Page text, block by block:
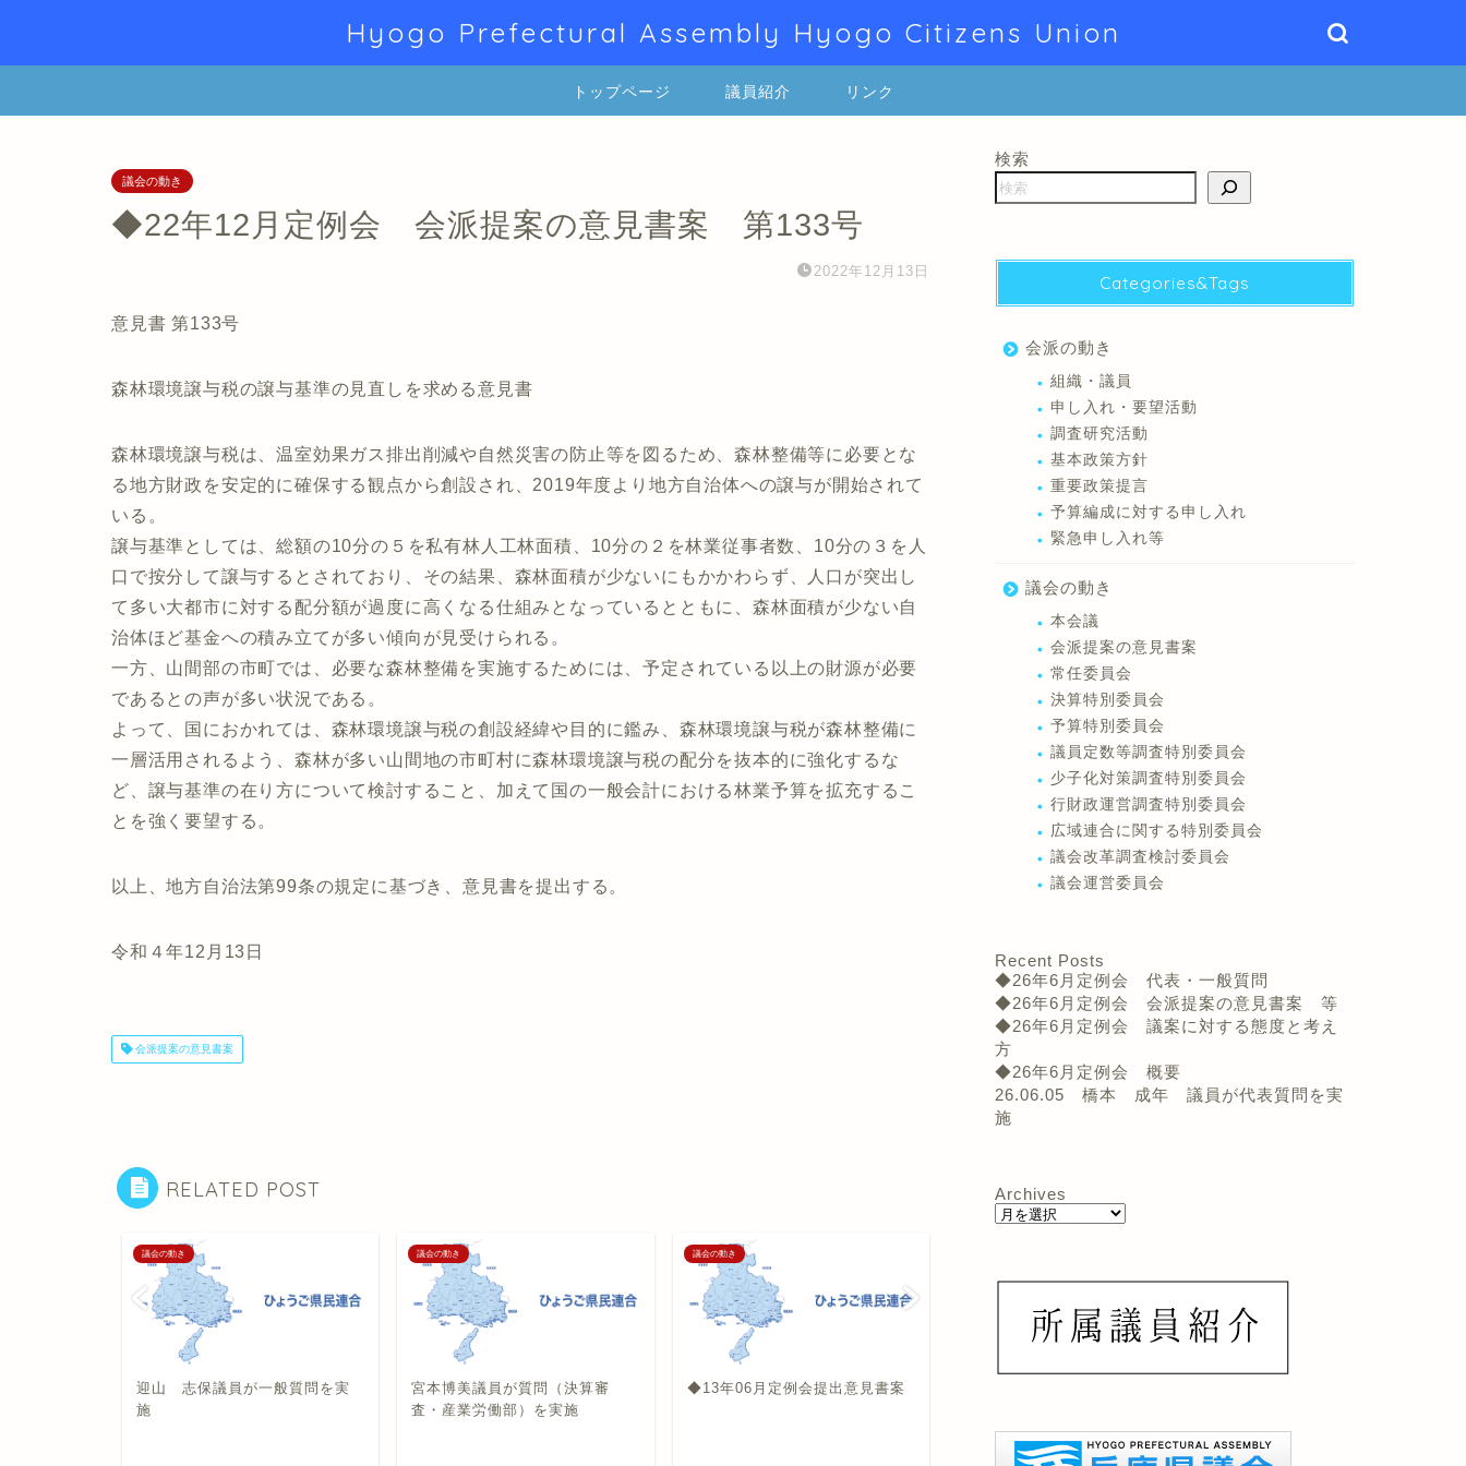
Hyogo Prefectural Assembly Hyogo Citizens Union
トップページ 議員紹介 リンク
議会の動き
◆22年12月定例会 会派提案の意見書案 第133号
2022年12月13日
意見書 第133号
森林環境譲与税の譲与基準の見直しを求める意見書
森林環境譲与税は、温室効果ガス排出削減や自然災害の防止等を図るため、森林整備等に必要とな
る地方財政を安定的に確保する観点から創設され、2019年度より地方自治体への譲与が開始されて
いる。
譲与基準としては、総額の10分の５を私有林人工林面積、10分の２を林業従事者数、10分の３を人
口で按分して譲与するとされており、その結果、森林面積が少ないにもかかわらず、人口が突出し
て多い大都市に対する配分額が過度に高くなる仕組みとなっているとともに、森林面積が少ない自
治体ほど基金への積み立てが多い傾向が見受けられる。
一方、山間部の市町では、必要な森林整備を実施するためには、予定されている以上の財源が必要
であるとの声が多い状況である。
よって、国におかれては、森林環境譲与税の創設経緯や目的に鑑み、森林環境譲与税が森林整備に
一層活用されるよう、森林が多い山間地の市町村に森林環境譲与税の配分を抜本的に強化するな
ど、譲与基準の在り方について検討すること、加えて国の一般会計における林業予算を拡充するこ
とを強く要望する。
以上、地方自治法第99条の規定に基づき、意見書を提出する。
令和４年12月13日
会派提案の意見書案
RELATED POST
議会の動き
迎山 志保議員が一般質問を実
施
議会の動き
宮本博美議員が質問（決算審
査・産業労働部）を実施
議会の動き
◆13年06月定例会提出意見書案
検索
Categories&Tags
会派の動き
組織・議員
申し入れ・要望活動
調査研究活動
基本政策方針
重要政策提言
予算編成に対する申し入れ
緊急申し入れ等
議会の動き
本会議
会派提案の意見書案
常任委員会
決算特別委員会
予算特別委員会
議員定数等調査特別委員会
少子化対策調査特別委員会
行財政運営調査特別委員会
広域連合に関する特別委員会
議会改革調査検討委員会
議会運営委員会
Recent Posts
◆26年6月定例会 代表・一般質問
◆26年6月定例会 会派提案の意見書案 等
◆26年6月定例会 議案に対する態度と考え
方
◆26年6月定例会 概要
26.06.05 橋本 成年 議員が代表質問を実
施
Archives